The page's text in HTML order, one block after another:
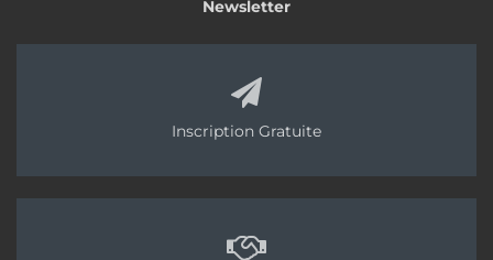
Newsletter
Inscription Gratuite